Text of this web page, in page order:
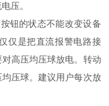
压。
钮的状态不能改变设备
仅是把直流报警电路接
高压均压球放电。转动
压球。建议用户每次放